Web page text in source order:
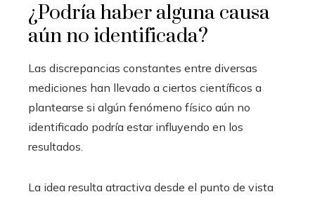
¿Podría haber alguna causa
aún no identificada?
Las discrepancias constantes entre diversas
mediciones han llevado a ciertos científicos a
plantearse si algún fenómeno físico aún no
identificado podría estar influyendo en los
resultados.
La idea resulta atractiva desde el punto de vista